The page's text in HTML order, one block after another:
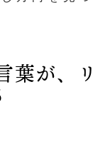
葉が、リ